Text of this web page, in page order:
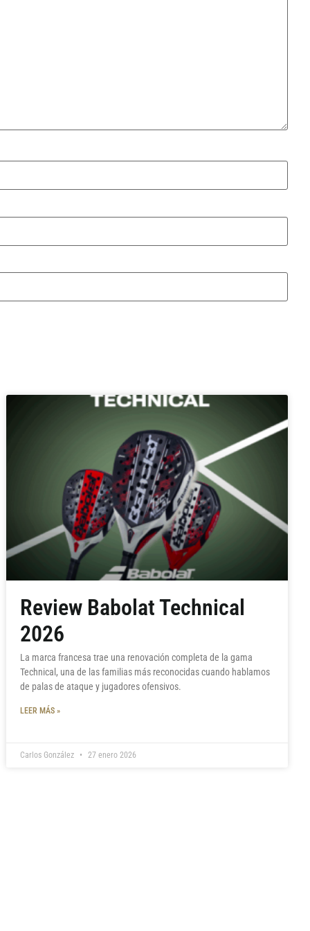
Review Babolat Technical
2026
La marca francesa trae una renovación completa de la gama
Technical, una de las familias más reconocidas cuando hablamos
de palas de ataque y jugadores ofensivos.
LEER MÁS »
Carlos González 27 enero 2026